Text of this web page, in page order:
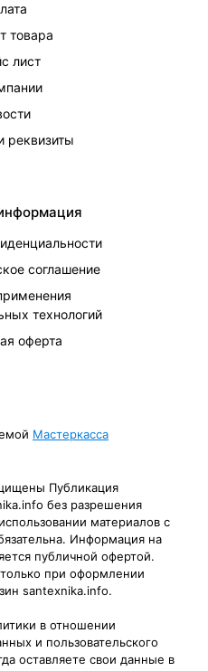
товара
лист
реквизиты
соглашение
технологий
оферта
Мастеркасса
Публикация
без разрешения
материалов с
Информация на
публичной офертой.
при оформлении
santexnika.info.
в отношении
и пользовательского
оставляете свои данные в